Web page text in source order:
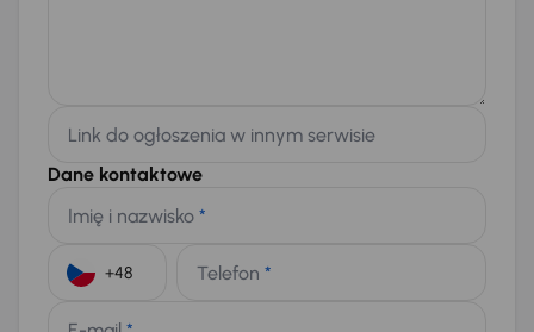
Link do ogłoszenia w innym serwisie
Dane kontaktowe
Imię i nazwisko *
Telefon *